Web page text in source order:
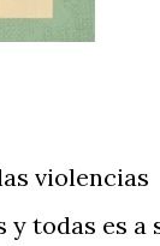
violencias
y todas es a